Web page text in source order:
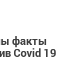
факты
Covid 19